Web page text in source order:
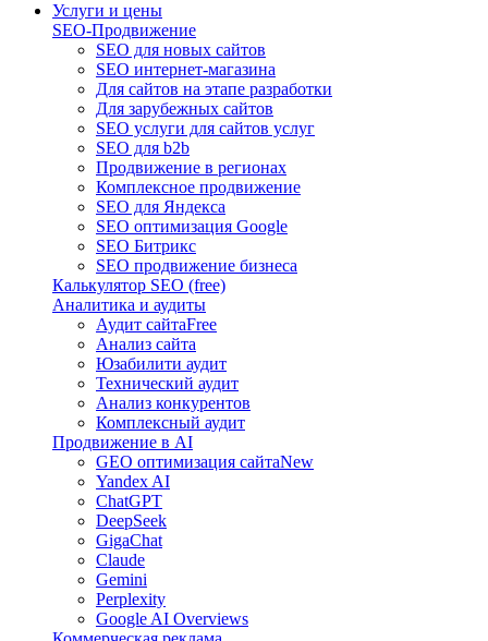
Услуги и цены
SEO-Продвижение
SEO для новых сайтов
SEO интернет-магазина
Для сайтов на этапе разработки
Для зарубежных сайтов
SEO услуги для сайтов услуг
SEO для b2b
Продвижение в регионах
Комплексное продвижение
SEO для Яндекса
SEO оптимизация Google
SEO Битрикс
SEO продвижение бизнеса
Калькулятор SEO (free)
Аналитика и аудиты
Аудит сайтаFree
Анализ сайта
Юзабилити аудит
Технический аудит
Анализ конкурентов
Комплексный аудит
Продвижение в AI
GEO оптимизация сайтаNew
Yandex AI
ChatGPT
DeepSeek
GigaChat
Claude
Gemini
Perplexity
Google AI Overviews